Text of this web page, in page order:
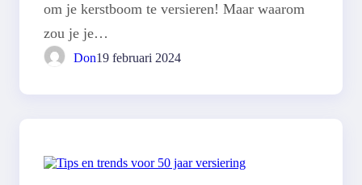
om je kerstboom te versieren! Maar waarom
zou je je…
Don19 februari 2024